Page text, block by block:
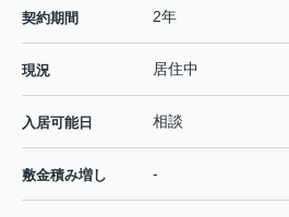
契約期間 2年
現況 居住中
入居可能日 相談
敷金積み増し -